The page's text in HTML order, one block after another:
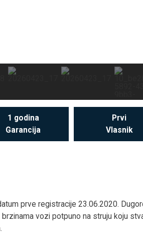
1 godina
Garancija
Prvi
Vlasnik
prve registracije 23.06.2020.
vozi potpuno na struju koju